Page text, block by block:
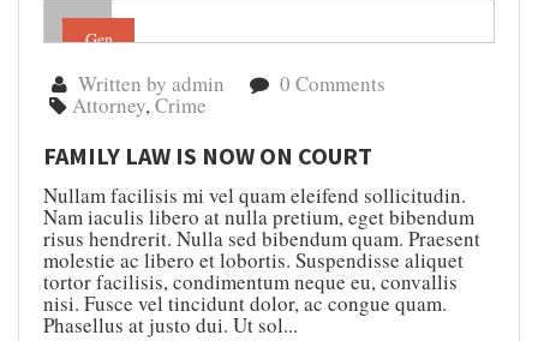
Gen
Written by admin 0 Comments
Attorney,Crime
FAMILY LAW IS NOW ON COURT
Nullam facilisis mi vel quam eleifend sollicitudin.
Nam iaculis libero at nulla pretium, eget bibendum
risus hendrerit. Nulla sed bibendum quam. Praesent
molestie ac libero et lobortis. Suspendisse aliquet
tortor facilisis, condimentum neque eu, convallis
nisi. Fusce vel tincidunt dolor, ac congue quam.
Phasellus at justo dui. Ut sol...